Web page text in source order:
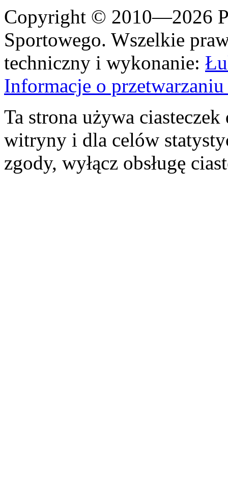
Copyright © 2010—2026
Sportowego. Wszelkie
techniczny i wykonanie:
Informacje o
Ta strona używa
witryny i dla celów
zgody, wyłącz obsługę